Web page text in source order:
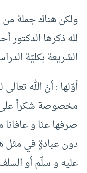
ولكن هناك جملة
لله ذكرها
الشريعة بكليّة
أوّلها : أنّ الله
مخصوصة شكراً على
صرفها عنّا و
دون عبادةٍ في مثل
عليه و سلّم أو